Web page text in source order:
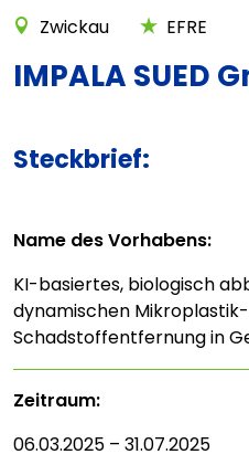
Zwickau EFRE
IMPALA SUED
Steckbrief:
Name des Vorhabens:
KI-basiertes, biologisch
dynamischen
Schadstoffentfernung in
Zeitraum:
06.03.2025 – 31.07.2025